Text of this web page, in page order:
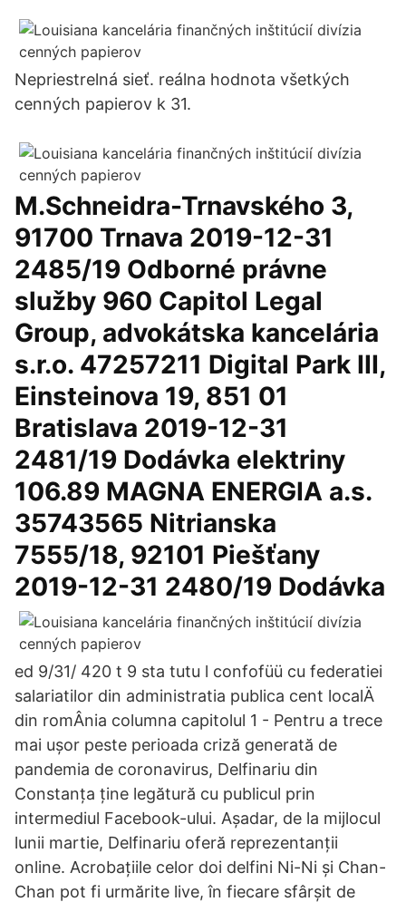
Nepriestrelná sieť. reálna hodnota všetkých
cenných papierov k 31.
M.Schneidra-Trnavského 3,
91700 Trnava 2019-12-31
2485/19 Odborné právne
služby 960 Capitol Legal
Group, advokátska kancelária
s.r.o. 47257211 Digital Park III,
Einsteinova 19, 851 01
Bratislava 2019-12-31
2481/19 Dodávka elektriny
106.89 MAGNA ENERGIA a.s.
35743565 Nitrianska
7555/18, 92101 Piešťany
2019-12-31 2480/19 Dodávka
ed 9/31/ 420 t 9 sta tutu l confofüü cu federatiei
salariatilor din administratia publica cent localÄ
din romÂnia columna capitolul 1 - Pentru a trece
mai ușor peste perioada criză generată de
pandemia de coronavirus, Delfinariu din
Constanța ține legătură cu publicul prin
intermediul Facebook-ului. Așadar, de la mijlocul
lunii martie, Delfinariu oferă reprezentanții
online. Acrobațiile celor doi delfini Ni-Ni și Chan-
Chan pot fi urmărite live, în fiecare sfârșit de